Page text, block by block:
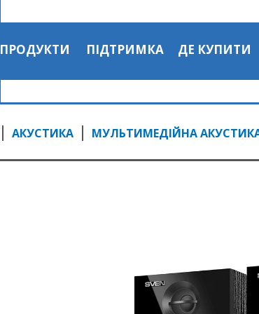
ПРОДУКТИ ПІДТРИМКА ДЕ КУПИТИ
АКУСТИКА МУЛЬТИМЕДІЙНА